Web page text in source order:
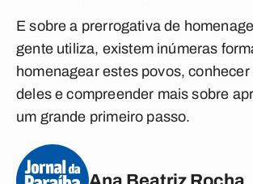
E sobre a prerrogativa de
gente utiliza, existem inúmeras
homenagear estes povos,
deles e compreender mais sobre
um grande primeiro passo.